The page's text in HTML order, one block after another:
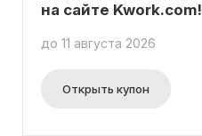
на сайте Kwork.com!
до 11 августа 2026
Открыть купон